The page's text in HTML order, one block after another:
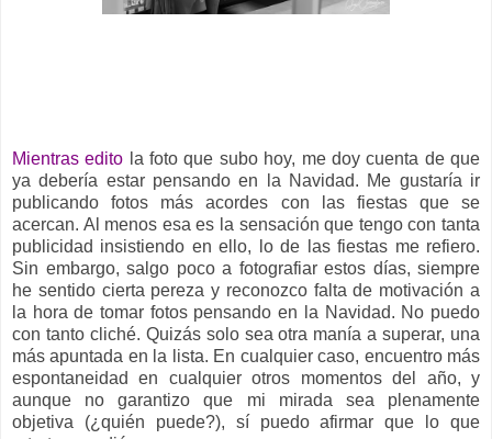
Mientras edito la foto que subo hoy, me doy cuenta de que
ya debería estar pensando en la Navidad. Me gustaría ir
publicando fotos más acordes con las fiestas que se
acercan. Al menos esa es la sensación que tengo con tanta
publicidad insistiendo en ello, lo de las fiestas me refiero.
Sin embargo, salgo poco a fotografiar estos días, siempre
he sentido cierta pereza y reconozco falta de motivación a
la hora de tomar fotos pensando en la Navidad. No puedo
con tanto cliché. Quizás solo sea otra manía a superar, una
más apuntada en la lista. En cualquier caso, encuentro más
espontaneidad en cualquier otros momentos del año, y
aunque no garantizo que mi mirada sea plenamente
objetiva (¿quién puede?), sí puedo afirmar que lo que